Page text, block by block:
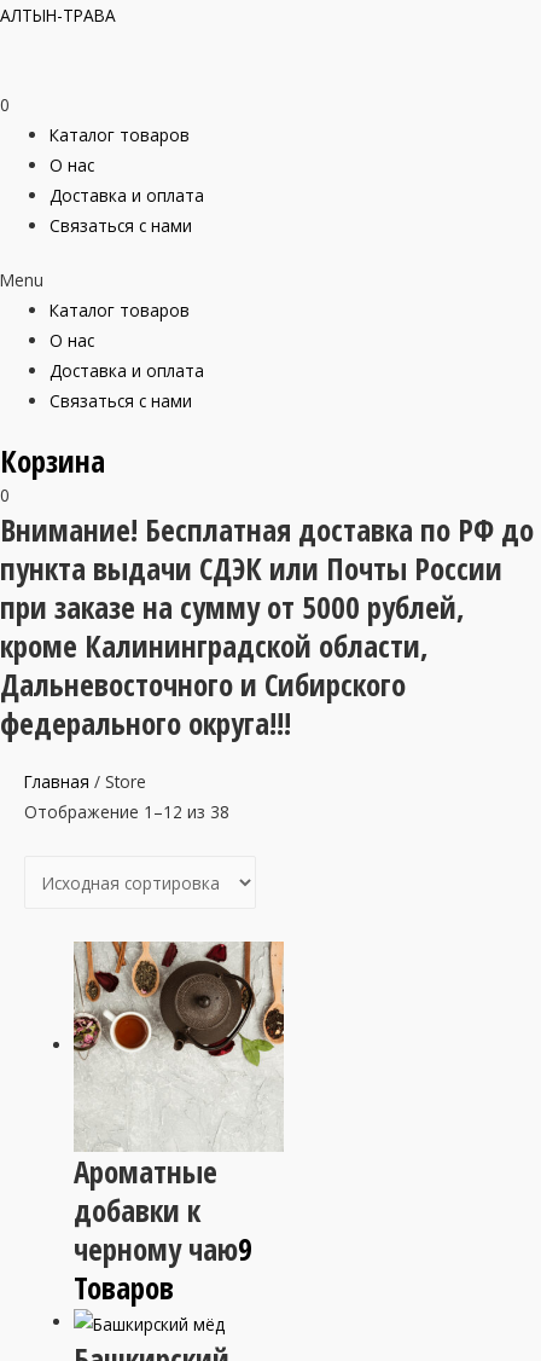
АЛТЫН-ТРАВА
0
Каталог товаров
О нас
Доставка и оплата
Связаться с нами
Menu
Каталог товаров
О нас
Доставка и оплата
Связаться с нами
Корзина
0
Внимание! Бесплатная доставка по РФ до
пункта выдачи СДЭК или Почты России
при заказе на сумму от 5000 рублей,
кроме Калининградской области,
Дальневосточного и Сибирского
федерального округа!!!
Главная / Store
Отображение 1–12 из 38
Ароматные
добавки к
черному чаю9
Товаров